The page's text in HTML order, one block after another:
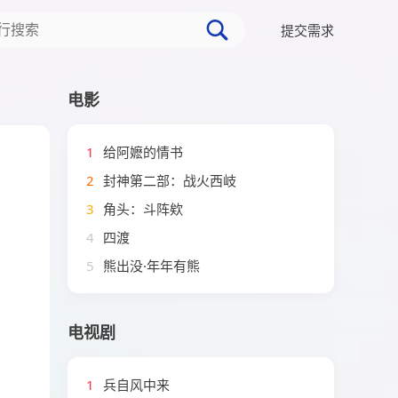
提交需求
电影
1
给阿嬷的情书
2 封神第二部：战火西岐
3 角头：斗阵欸
4 四渡
5 熊出没·年年有熊
电视剧
1 兵自风中来